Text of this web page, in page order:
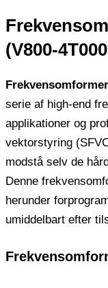
(V800-
serie af high-end
applikationer og
vektorstyring
modstå selv de
Denne
herunder
umiddelbart efter